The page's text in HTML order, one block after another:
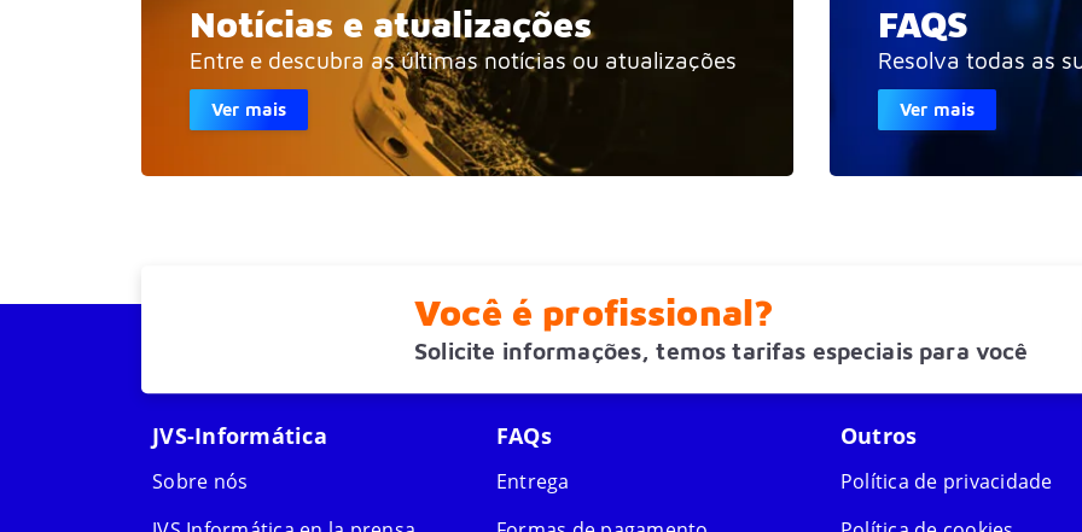
Notícias e atualizações
Entre e descubra as últimas notícias ou atualizações
Ver mais
FAQS
Resolva todas as
Ver mais
Você é profissional?
Solicite informações, temos tarifas especiais para você
JVS-Informática
Sobre nós
FAQs
Entrega
Outros
Política de privacidade